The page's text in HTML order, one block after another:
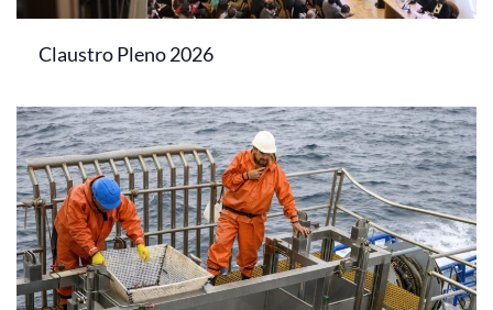
Claustro Pleno 2026